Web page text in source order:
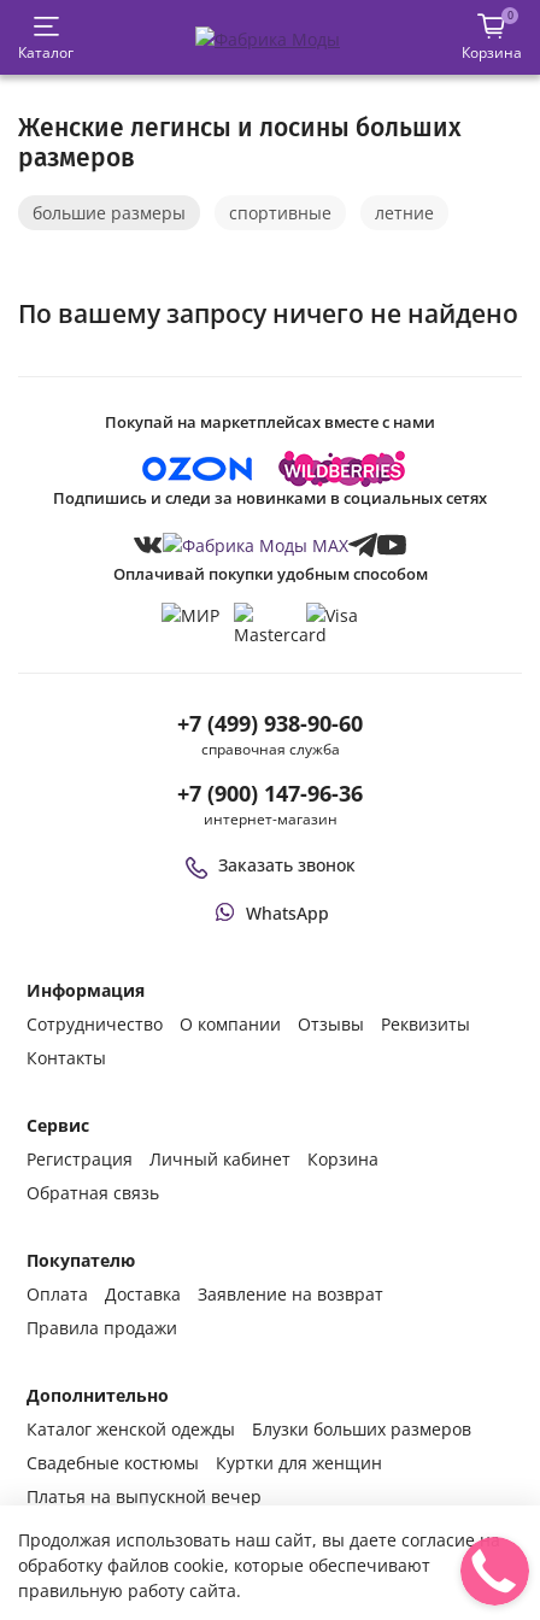
Каталог
0
Корзина
Женские легинсы и лосины больших
размеров
большие размеры спортивные летние
По вашему запросу ничего не найдено
Информация
Сотрудничество
О компании Отзывы
Реквизиты
Контакты
Сервис
Регистрация
Личный кабинет
Корзина
Обратная связь
Покупателю
Оплата
Доставка
Заявление на возврат
Правила продажи
Дополнительно
Каталог женской одежды
Блузки больших размеров
Свадебные костюмы
Куртки для женщин
Платья на выпускной вечер
+7 (499) 938-90-60
справочная служба
+7 (900) 147-96-36
интернет-магазин
Заказать звонок
WhatsApp
Покупай на маркетплейсах вместе с нами
Подпишись и следи за новинками в социальных сетях
Оплачивай покупки удобным способом
© 2014-2024 Все права защищены.
Интернет-магазин женской
Продолжая использовать наш сайт, вы даете согласие на
обработку файлов cookie, которые обеспечивают
правильную работу сайта.